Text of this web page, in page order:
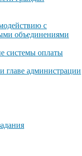
с
объединениями
системы оплаты
главе администрации